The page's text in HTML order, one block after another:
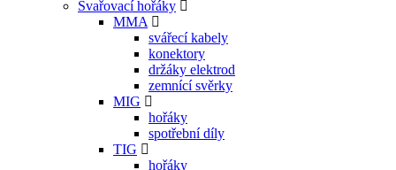
Svařovací hořáky
MMA
svářecí kabely
konektory
držáky elektrod
zemnící svěrky
MIG
hořáky
spotřební díly
TIG
hořáky